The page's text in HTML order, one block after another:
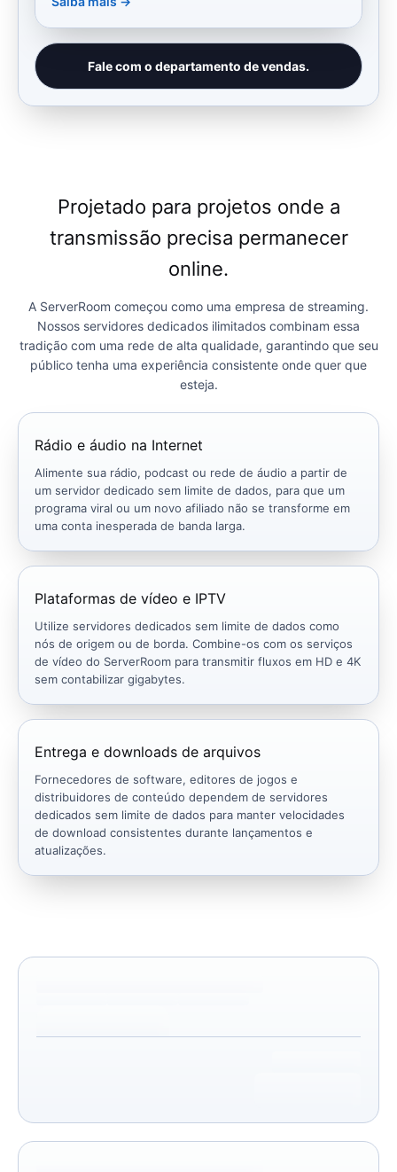
Fale com o departamento de vendas.
Projetado para projetos onde a
transmissão precisa permanecer
online.
A ServerRoom começou como uma empresa de streaming.
Nossos servidores dedicados ilimitados combinam essa
tradição com uma rede de alta qualidade, garantindo que seu
público tenha uma experiência consistente onde quer que
esteja.
Rádio e áudio na Internet
Alimente sua rádio, podcast ou rede de áudio a partir de
um servidor dedicado sem limite de dados, para que um
programa viral ou um novo afiliado não se transforme em
uma conta inesperada de banda larga.
Plataformas de vídeo e IPTV
Utilize servidores dedicados sem limite de dados como
nós de origem ou de borda. Combine-os com os serviços
de vídeo do ServerRoom para transmitir fluxos em HD e 4K
sem contabilizar gigabytes.
Entrega e downloads de arquivos
Fornecedores de software, editores de jogos e
distribuidores de conteúdo dependem de servidores
dedicados sem limite de dados para manter velocidades
de download consistentes durante lançamentos e
atualizações.